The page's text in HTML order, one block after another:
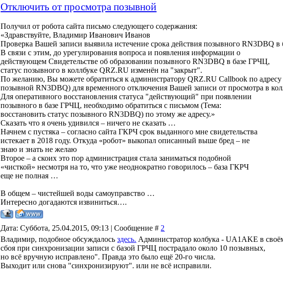
Отключить от просмотра позывной
Получил от робота сайта письмо следующего содержания:
«Здравствуйте, Владимир Иванович Иванов
Проверка Вашей записи выявила истечение срока действия позывного RN3DBQ в
В связи с этим, до урегулирования вопроса и появления информации о
действующем Свидетельстве об образовании позывного RN3DBQ в базе ГРЧЦ,
статус позывного в коллбуке QRZ.RU изменён на "закрыт".
По желанию, Вы можете обратиться к администратору QRZ.RU Callbook по
позывной RN3DBQ) для временного отключения Вашей записи от просмотра в
Для оперативного восстановления статуса "действующий" при появлении
позывного в базе ГРЧЦ, необходимо обратиться с письмом (Тема:
восстановить статус позывного RN3DBQ) по этому же адресу.»
Сказать что я очень удивился – ничего не сказать …
Начнем с пустяка – согласно сайта ГКРЧ срок выданного мне свидетельства
истекает в 2018 году. Откуда «робот» выкопал описанный выше бред – не
знаю и знать не желаю
Второе – а скоих это пор администрация стала заниматься подобной
«чисткой» несмотря на то, что уже неоднократно говорилось – база ГКРЧ
еще не полная …
В общем – чистейшей воды самоуправство …
Интересно догадаются извиниться….
Дата: Суббота, 25.04.2015, 09:13 | Сообщение # 2
Владимир, подобное обсуждалосьздесь. Администратор колбука - UA1AKE в
сбоя при синхронизации записи с базой ГРЧЦ пострадало около 10 позывных,
но всё вручную исправлено". Правда это было ещё 20-го числа.
Выходит или снова "синхронизируют". или не всё исправили.